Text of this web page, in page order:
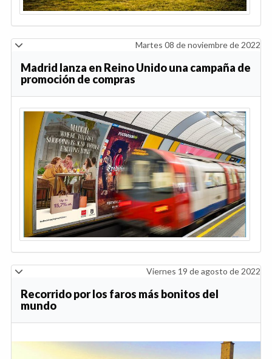
Martes 08 de noviembre de 2022
Madrid lanza en Reino Unido una campaña de
promoción de compras
Viernes 19 de agosto de 2022
Recorrido por los faros más bonitos del
mundo
Anterior